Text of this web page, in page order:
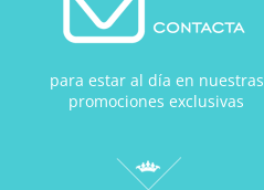
para estar al día en nuestras
promociones exclusivas